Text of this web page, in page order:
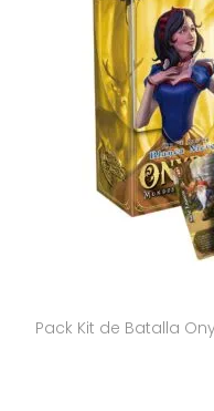
Pack Kit de Batalla